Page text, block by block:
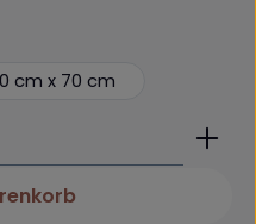
cm x 70 cm
gewünschten Wert